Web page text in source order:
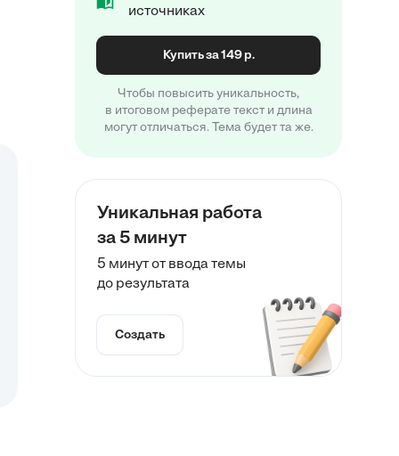
источниках
Купить за 149 р.
Чтобы повысить уникальность,
в итоговом реферате текст и длина
могут отличаться. Тема будет та же.
Уникальная работа
за 5 минут
5 минут от ввода темы
до результата
Создать